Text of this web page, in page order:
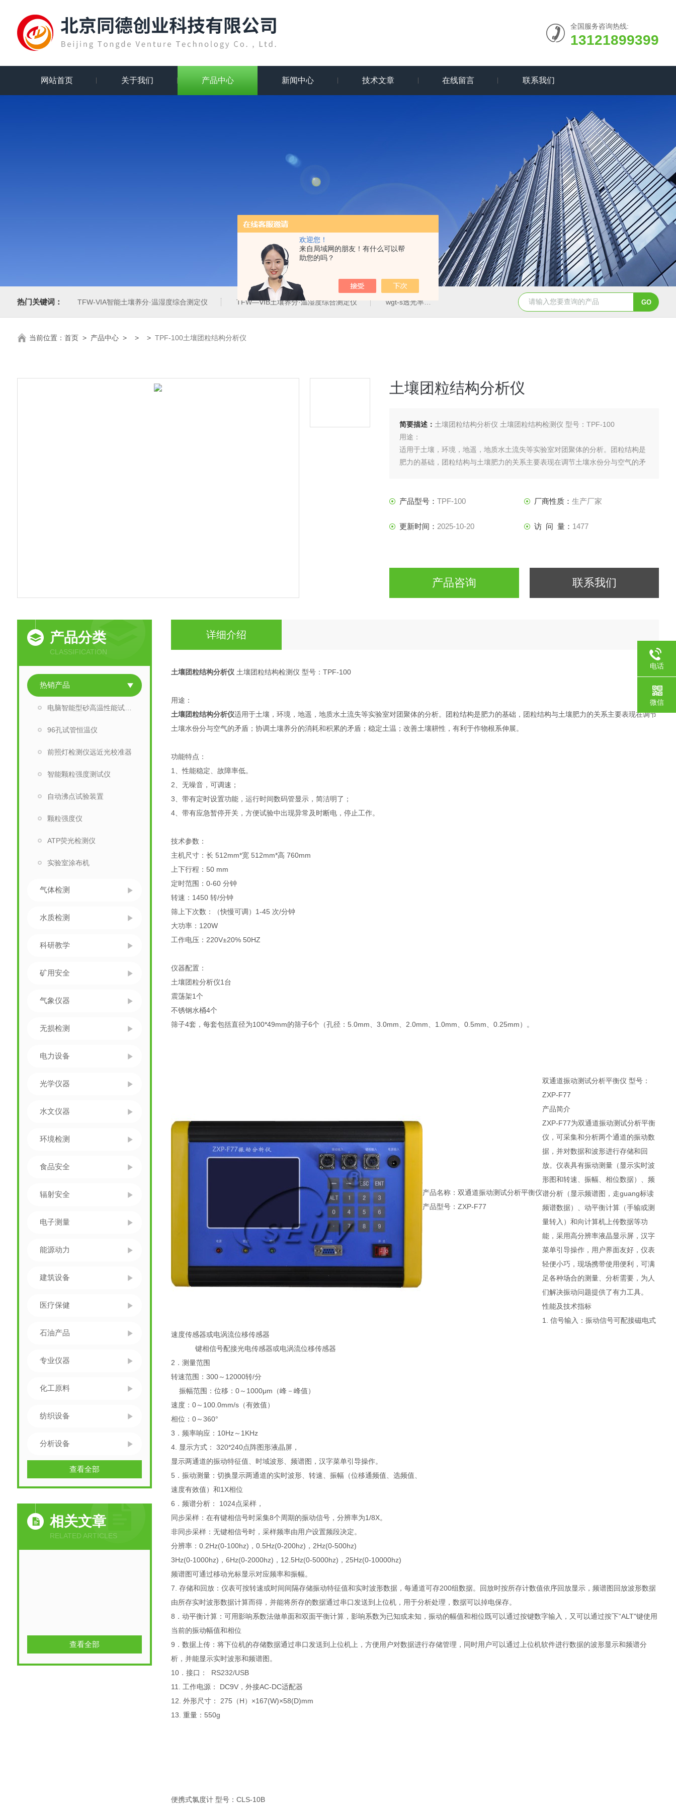
欢迎您！
来自局域网的朋友！有什么可以帮
助您的吗？
全国服务咨询热线:
13121899399
网站首页 关于我们 产品中心 新闻中心 技术文章 在线留言 联系我们
热门关键词： TFW-VIA智能土壤养分·温湿度综合测定仪 TFW—ⅥB土壤养分·温湿度综合测定仪 wgt-s透光率雾度测定仪 WGT-S透光率雾度仪 T32775农药分散性测定仪
当前位置： 首页> 产品中心> > > TPF-100土壤团粒结构分析仪
土壤团粒结构分析仪
简要描述： 土壤团粒结构分析仪 土壤团粒结构检测仪 型号：TPF-100
用途：
适用于土壤，环境，地遥，地质水土流失等实验室对团聚体的分析。团粒结构是
肥力的基础，团粒结构与土壤肥力的关系主要表现在调节土壤水份分与空气的矛
产品型号：TPF-100 厂商性质：生产厂家
更新时间： 2025-10-20 访 问 量： 1477
产品咨询 联系我们
产品分类
CLASSIFICATION
热销产品
电脑智能型砂高温性能试验仪
96孔试管恒温仪
前照灯检测仪远近光校准器
智能颗粒强度测试仪
自动沸点试验装置
颗粒强度仪
ATP荧光检测仪
实验室涂布机
气体检测
水质检测
科研教学
矿用安全
气象仪器
无损检测
电力设备
光学仪器
水文仪器
环境检测
食品安全
辐射安全
电子测量
能源动力
建筑设备
医疗保健
石油产品
专业仪器
化工原料
纺织设备
分析设备
查看全部
相关文章
RELATED ARTICLES
查看全部
详细介绍
土壤团粒结构分析仪 土壤团粒结构检测仪 型号：TPF-100
用途：
土壤团粒结构分析仪适用于土壤，环境，地遥，地质水土流失等实验室对团聚体的分析。团粒结构是肥力的基础，团粒结构与土壤肥力的关系主要表现在调节
土壤水份分与空气的矛盾；协调土壤养分的消耗和积累的矛盾；稳定土温；改善土壤耕性，有利于作物根系伸展。
功能特点：
1、性能稳定、故障率低。
2、无噪音，可调速；
3、带有定时设置功能，运行时间数码管显示，简洁明了；
4、带有应急暂停开关，方便试验中出现异常及时断电，停止工作。
技术参数：
主机尺寸：长 512mm*宽 512mm*高 760mm
上下行程：50 mm
定时范围：0-60 分钟
转速：1450 转/分钟
筛上下次数：（快慢可调）1-45 次/分钟
大功率：120W
工作电压：220V±20% 50HZ
仪器配置：
土壤团粒分析仪1台
震荡架1个
不锈钢水桶4个
筛子4套，每套包括直径为100*49mm的筛子6个（孔径：5.0mm、3.0mm、2.0mm、1.0mm、0.5mm、0.25mm）。
产品名称：双通道振动测试分析平衡仪
产品型号：ZXP-F77
双通道振动测试分析平衡仪 型号：
ZXP-F77
产品简介
ZXP-F77为双通道振动测试分析平衡
仪，可采集和分析两个通道的振动数
据，并对数据和波形进行存储和回
放。仪表具有振动测量（显示实时波
形图和转速、振幅、相位数据）、频
谱分析（显示频谱图，走guang标读
频谱数据）、动平衡计算（手输或测
量转入）和向计算机上传数据等功
能，采用高分辨率液晶显示屏，汉字
菜单引导操作，用户界面友好，仪表
轻便小巧，现场携带使用便利，可满
足各种场合的测量、分析需要，为人
们解决振动问题提供了有力工具。
性能及技术指标
1. 信号输入：振动信号可配接磁电式
速度传感器或电涡流位移传感器
键相信号配接光电传感器或电涡流位移传感器
2．测量范围
转速范围：300～12000转/分
振幅范围：位移：0～1000μm（峰－峰值）
速度：0～100.0mm/s（有效值）
相位：0～360°
3．频率响应：10Hz～1KHz
4. 显示方式： 320*240点阵图形液晶屏，
显示两通道的振动特征值、时域波形、频谱图，汉字菜单引导操作。
5．振动测量：切换显示两通道的实时波形、转速、振幅（位移通频值、选频值、
速度有效值）和1X相位
6．频谱分析： 1024点采样，
同步采样：在有键相信号时采集8个周期的振动信号，分辨率为1/8X。
非同步采样：无键相信号时，采样频率由用户设置频段决定。
分辨率：0.2Hz(0-100hz)，0.5Hz(0-200hz)，2Hz(0-500hz)
3Hz(0-1000hz)，6Hz(0-2000hz)，12.5Hz(0-5000hz)，25Hz(0-10000hz)
频谱图可通过移动光标显示对应频率和振幅。
7. 存储和回放：仪表可按转速或时间间隔存储振动特征值和实时波形数据，每通道可存200组数据。回放时按所存计数值依序回放显示，频谱图回放波形数据
由所存实时波形数据计算而得，并能将所存的数据通过串口发送到上位机，用于分析处理，数据可以掉电保存。
8．动平衡计算：可用影响系数法做单面和双面平衡计算，影响系数为已知或未知，振动的幅值和相位既可以通过按键数字输入，又可以通过按下“ALT"键使用
当前的振动幅值和相位
9．数据上传：将下位机的存储数据通过串口发送到上位机上，方便用户对数据进行存储管理，同时用户可以通过上位机软件进行数据的波形显示和频谱分
析，并能显示实时波形和频谱图。
10．接口： RS232/USB
11. 工作电源： DC9V，外接AC-DC适配器
12. 外形尺寸： 275（H）×167(W)×58(D)mm
13. 重量：550g
便携式氯度计 型号：CLS-10B
电话
微信